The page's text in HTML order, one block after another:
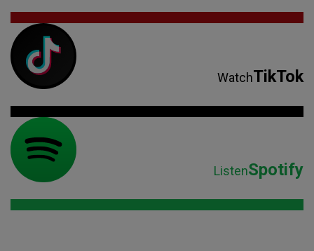
WatchTikTok
ListenSpotify